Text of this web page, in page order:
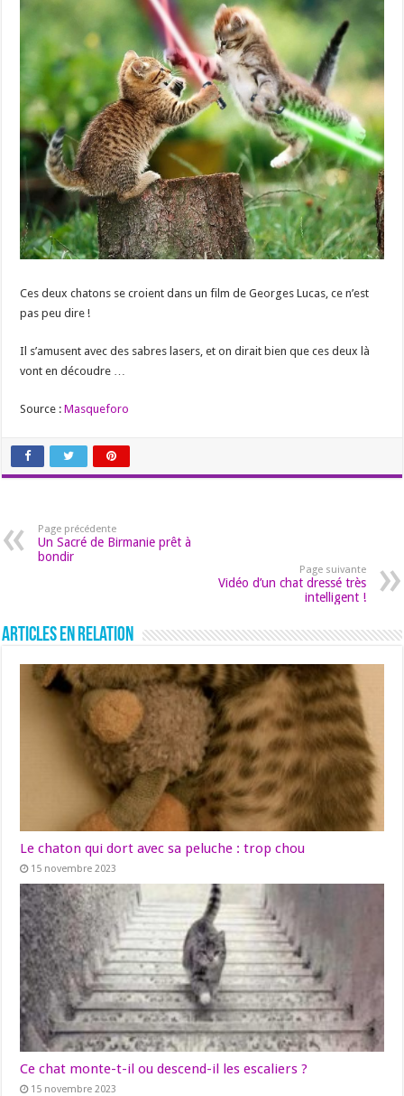
Ces deux chatons se croient dans un film de Georges Lucas, ce n’est
pas peu dire !
Il s’amusent avec des sabres lasers, et on dirait bien que ces deux là
vont en découdre …
Source :Masqueforo
Page précédente
Un Sacré de Birmanie prêt à
bondir
Page suivante
Vidéo d’un chat dressé très
intelligent !
Articles en relation
Le chaton qui dort avec sa peluche : trop chou
15 novembre 2023
Ce chat monte-t-il ou descend-il les escaliers ?
15 novembre 2023